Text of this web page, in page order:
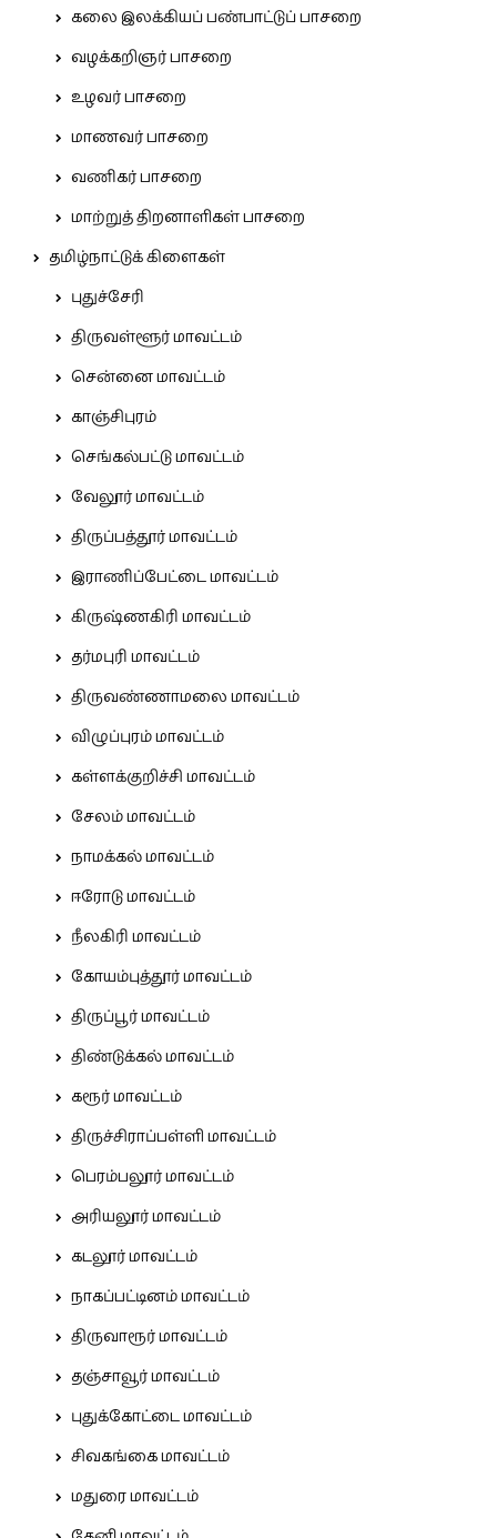
கலை இலக்கியப் பண்பாட்டுப் பாசறை
வழக்கறிஞர் பாசறை
உழவர் பாசறை
மாணவர் பாசறை
வணிகர் பாசறை
மாற்றுத் திறனாளிகள் பாசறை
தமிழ்நாட்டுக் கிளைகள்
புதுச்சேரி
திருவள்ளூர் மாவட்டம்
சென்னை மாவட்டம்
காஞ்சிபுரம்
செங்கல்பட்டு மாவட்டம்
வேலூர் மாவட்டம்
திருப்பத்தூர் மாவட்டம்
இராணிப்பேட்டை மாவட்டம்
கிருஷ்ணகிரி மாவட்டம்
தர்மபுரி மாவட்டம்
திருவண்ணாமலை மாவட்டம்
விழுப்புரம் மாவட்டம்
கள்ளக்குறிச்சி மாவட்டம்
சேலம் மாவட்டம்
நாமக்கல் மாவட்டம்
ஈரோடு மாவட்டம்
நீலகிரி மாவட்டம்
கோயம்புத்தூர் மாவட்டம்
திருப்பூர் மாவட்டம்
திண்டுக்கல் மாவட்டம்
கரூர் மாவட்டம்
திருச்சிராப்பள்ளி மாவட்டம்
பெரம்பலூர் மாவட்டம்
அரியலூர் மாவட்டம்
கடலூர் மாவட்டம்
நாகப்பட்டினம் மாவட்டம்
திருவாரூர் மாவட்டம்
தஞ்சாவூர் மாவட்டம்
புதுக்கோட்டை மாவட்டம்
சிவகங்கை மாவட்டம்
மதுரை மாவட்டம்